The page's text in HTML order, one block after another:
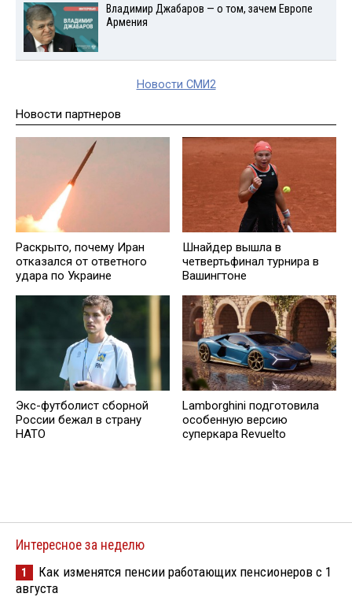
Владимир Джабаров — о том, зачем Европе
Армения
Новости СМИ2
Новости партнеров
Раскрыто, почему Иран
отказался от ответного
удара по Украине
Шнайдер вышла в
четвертьфинал турнира в
Вашингтоне
Экс-футболист сборной
России бежал в страну
НАТО
Lamborghini подготовила
особенную версию
суперкара Revuelto
Интересное за неделю
1
Как изменятся пенсии работающих пенсионеров с 1
августа